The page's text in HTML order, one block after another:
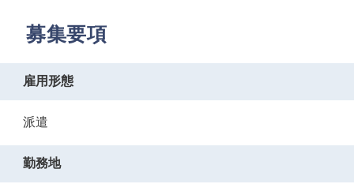
募集要項
雇用形態
派遣
勤務地